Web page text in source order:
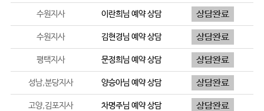
수원지사 이란희님 예약 상담
수원지사 김현경님 예약 상담
평택지사 문정희님 예약 상담
성남,분당지사 양승아님 예약 상담
고양,김포지사 차명주님 예약 상담